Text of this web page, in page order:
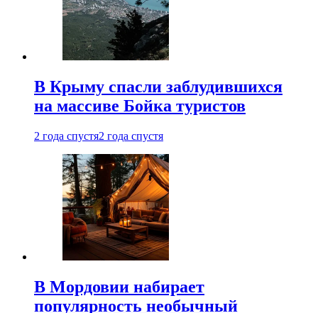
В Крыму спасли заблудившихся
на массиве Бойка туристов
2 года спустя2 года спустя
В Мордовии набирает
популярность необычный